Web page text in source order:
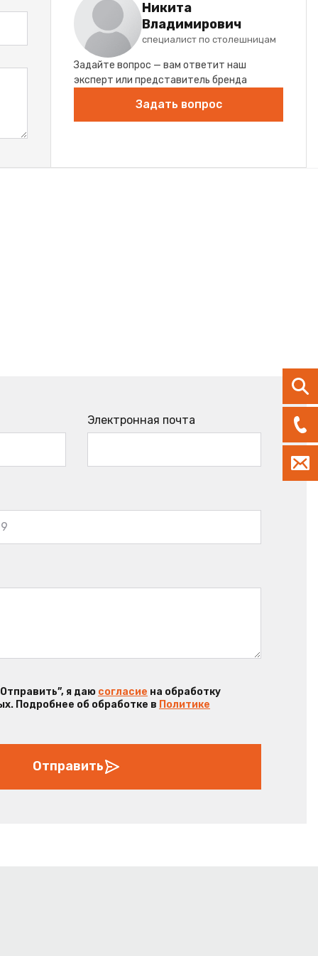
Никита
Владимирович
специалист по столешницам
Задайте вопрос — вам ответит наш
эксперт или представитель бренда
Задать вопрос
Электронная почта
я даю согласие на обработку
Подробнее об обработке в Политике
Отправить